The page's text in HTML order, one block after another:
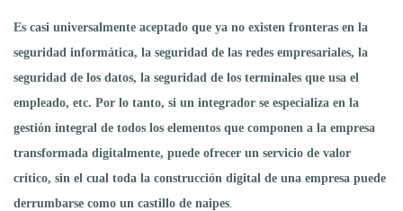
Es casi universalmente aceptado que ya no existen fronteras en la
seguridad informática, la seguridad de las redes empresariales, la
seguridad de los datos, la seguridad de los terminales que usa el
empleado, etc. Por lo tanto, si un integrador se especializa en la
gestión integral de todos los elementos que componen a la empresa
transformada digitalmente, puede ofrecer un servicio de valor
crítico, sin el cual toda la construcción digital de una empresa puede
derrumbarse como un castillo de naipes.